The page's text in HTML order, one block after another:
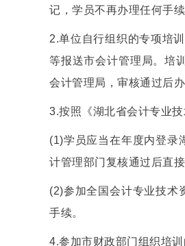
记，学员不再办理任何手续
2.单位自行组织的专项培
等报送市会计管理局。培
会计管理局，审核通过后
3.按照《湖北省会计专业
(1)学员应当在年度内登录
计管理部门复核通过后直
(2)参加全国会计专业技术
手续。
4.参加市财政部门组织培